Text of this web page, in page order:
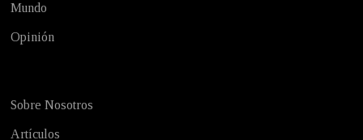
Mundo
Opinión
Sobre Nosotros
Artículos